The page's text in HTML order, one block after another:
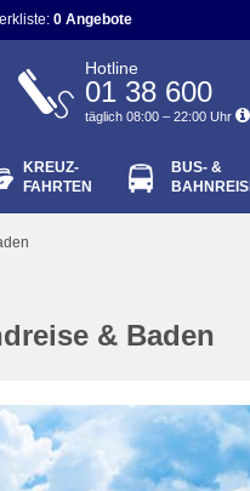
0 Angebote
Hotline
01 38 600
täglich 08:00 – 22:00 Uhr
KREUZ-
FAHRTEN
BUS- &
& Baden